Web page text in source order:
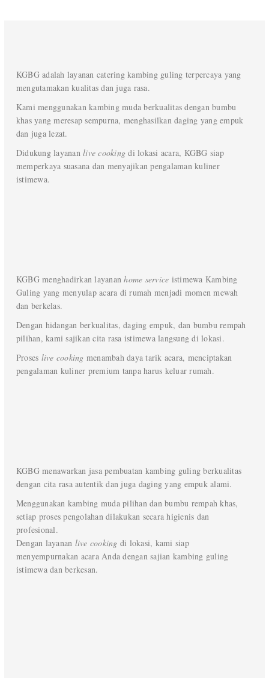
KGBG adalah layanan catering kambing guling terpercaya yang
mengutamakan kualitas dan juga rasa.
Kami menggunakan kambing muda berkualitas dengan bumbu
khas yang meresap sempurna, menghasilkan daging yang empuk
dan juga lezat.
Didukung layananlive cooking di lokasi acara, KGBG siap
memperkaya suasana dan menyajikan pengalaman kuliner
istimewa.
KGBG menghadirkan layananhome service istimewa Kambing
Guling yang menyulap acara di rumah menjadi momen mewah
dan berkelas.
Dengan hidangan berkualitas, daging empuk, dan bumbu rempah
pilihan, kami sajikan cita rasa istimewa langsung di lokasi.
Proses live cooking menambah daya tarik acara, menciptakan
pengalaman kuliner premium tanpa harus keluar rumah.
KGBG menawarkan jasa pembuatan kambing guling berkualitas
dengan cita rasa autentik dan juga daging yang empuk alami.
Menggunakan kambing muda pilihan dan bumbu rempah khas,
setiap proses pengolahan dilakukan secara higienis dan
profesional.
Dengan layanan live cooking di lokasi, kami siap
menyempurnakan acara Anda dengan sajian kambing guling
istimewa dan berkesan.